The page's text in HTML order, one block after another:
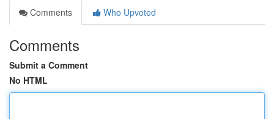
Comments
Who Upvoted
Comments
Submit a Comment
No HTML